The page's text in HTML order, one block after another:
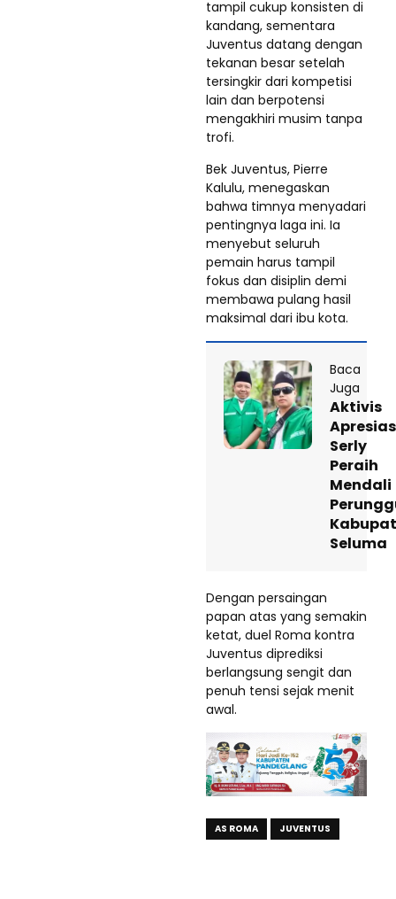
tampil cukup konsisten di
kandang, sementara
Juventus datang dengan
tekanan besar setelah
tersingkir dari kompetisi
lain dan berpotensi
mengakhiri musim tanpa
trofi.
Bek Juventus, Pierre
Kalulu, menegaskan
bahwa timnya menyadari
pentingnya laga ini. Ia
menyebut seluruh
pemain harus tampil
fokus dan disiplin demi
membawa pulang hasil
maksimal dari ibu kota.
Baca
Juga
Aktivis
Serly
Peraih
Mendali
Seluma
Dengan persaingan
papan atas yang semakin
ketat, duel Roma kontra
Juventus diprediksi
berlangsung sengit dan
penuh tensi sejak menit
awal.
AS ROMA JUVENTUS